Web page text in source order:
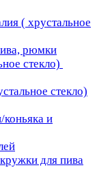
( хрустальное
рюмки
стекло)
стекло)
и
для пива